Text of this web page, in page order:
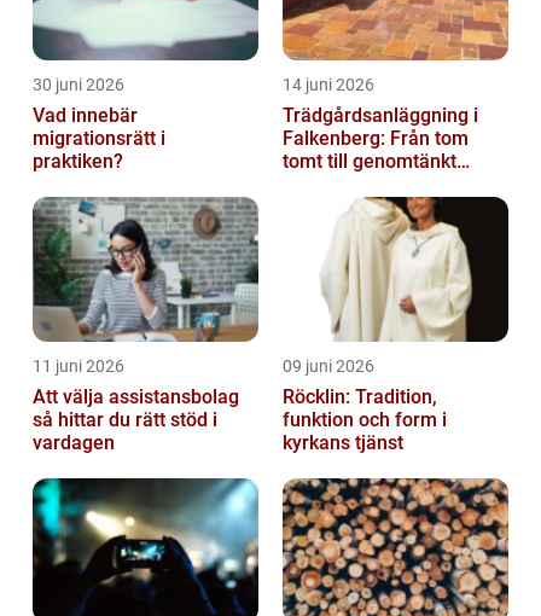
30 juni 2026
Vad innebär
migrationsrätt i
praktiken?
14 juni 2026
Trädgårdsanläggning i
Falkenberg: Från tom
tomt till genomtänkt
11 juni 2026
Att välja assistansbolag
så hittar du rätt stöd i
vardagen
09 juni 2026
Röcklin: Tradition,
funktion och form i
kyrkans tjänst